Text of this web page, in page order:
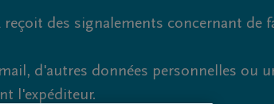
reçoit des signalements concernant de
d'autres données personnelles ou
l'expéditeur.